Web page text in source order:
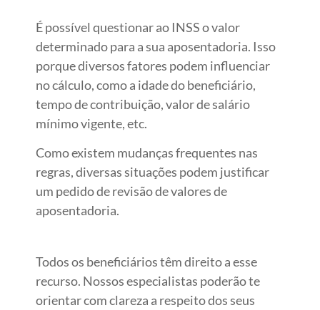
É possível questionar ao INSS o valor
determinado para a sua aposentadoria. Isso
porque diversos fatores podem influenciar
no cálculo, como a idade do beneficiário,
tempo de contribuição, valor de salário
mínimo vigente, etc.
Como existem mudanças frequentes nas
regras, diversas situações podem justificar
um pedido de revisão de valores de
aposentadoria.
Todos os beneficiários têm direito a esse
recurso. Nossos especialistas poderão te
orientar com clareza a respeito dos seus